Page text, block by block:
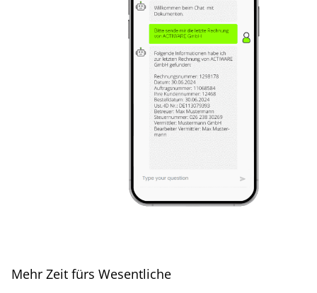
Mehr Zeit fürs Wesentliche